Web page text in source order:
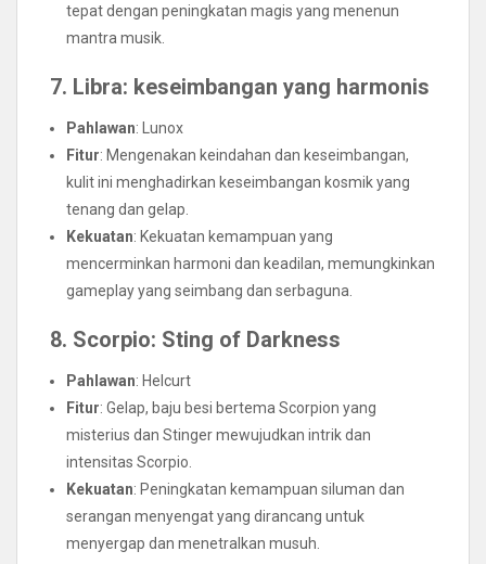
tepat dengan peningkatan magis yang menenun
mantra musik.
7. Libra: keseimbangan yang harmonis
Pahlawan: Lunox
Fitur: Mengenakan keindahan dan keseimbangan,
kulit ini menghadirkan keseimbangan kosmik yang
tenang dan gelap.
Kekuatan: Kekuatan kemampuan yang
mencerminkan harmoni dan keadilan, memungkinkan
gameplay yang seimbang dan serbaguna.
8. Scorpio: Sting of Darkness
Pahlawan: Helcurt
Fitur: Gelap, baju besi bertema Scorpion yang
misterius dan Stinger mewujudkan intrik dan
intensitas Scorpio.
Kekuatan: Peningkatan kemampuan siluman dan
serangan menyengat yang dirancang untuk
menyergap dan menetralkan musuh.